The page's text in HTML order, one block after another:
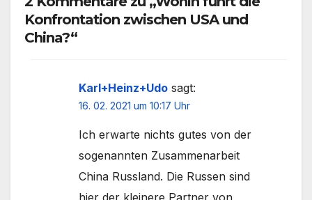
Konfrontation zwischen USA und
China?“
Karl+Heinz+Udo sagt:
16. 02. 2021 um 10:17 Uhr
Ich erwarte nichts gutes von der
sogenannten Zusammenarbeit
China Russland. Die Russen sind